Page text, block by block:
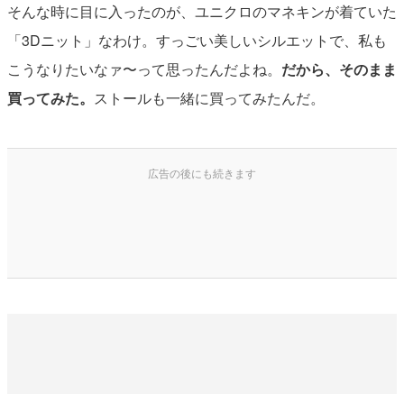
そんな時に目に入ったのが、ユニクロのマネキンが着ていた
「3Dニット」なわけ。すっごい美しいシルエットで、私も
こうなりたいなァ〜って思ったんだよね。 だから、そのまま
買ってみた。 ストールも一緒に買ってみたんだ。